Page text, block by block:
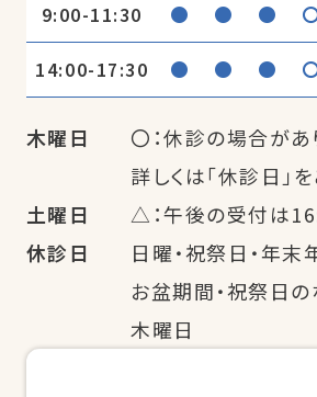
9:00-11:30 ● ● ●
14:00-17:30 ● ● ●
木曜日
〇：休診の場合があ
詳しくは「休診日」
土曜日
△：午後の受付は
休診日
日曜・祝祭日・年末
お盆期間・祝祭日
木曜日